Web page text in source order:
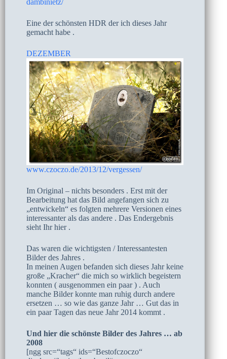
dambinietz/
Eine der schönsten HDR der ich dieses Jahr
gemacht habe .
DEZEMBER
www.czoczo.de/2013/12/vergessen/
Im Original – nichts besonders . Erst mit der
Bearbeitung hat das Bild angefangen sich zu
„entwickeln“ es folgten mehrere Versionen eines
interessanter als das andere . Das Endergebnis
sieht Ihr hier .
Das waren die wichtigsten / Interessantesten
Bilder des Jahres .
In meinen Augen befanden sich dieses Jahr keine
große „Kracher“ die mich so wirklich begeistern
konnten ( ausgenommen ein paar ) . Auch
manche Bilder konnte man ruhig durch andere
ersetzen … so wie das ganze Jahr … Gut das in
ein paar Tagen das neue Jahr 2014 kommt .
Und hier die schönste Bilder des Jahres … ab
2008
[ngg src=“tags“ ids=“Bestofczoczo“